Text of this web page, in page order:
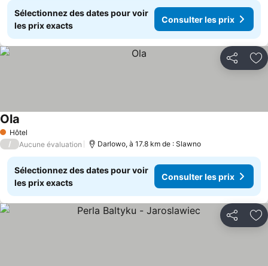
Sélectionnez des dates pour voir
les prix exacts
Consulter les prix
Partager
1 Étoiles
Hôtel
Ola
/ Aucune évaluation Darlowo, à 17.8 km de : Slawno
Sélectionnez des dates pour voir
les prix exacts
Consulter les prix
Partager